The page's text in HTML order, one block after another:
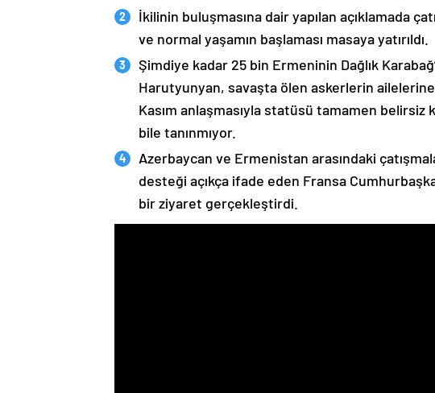
İkilinin buluşmasına dair yapılan açıklamada
ve normal yaşamın başlaması masaya yatırıldı.
Şimdiye kadar 25 bin Ermeninin Dağlık
Harutyunyan, savaşta ölen askerlerin
Kasım anlaşmasıyla statüsü tamamen belirsiz
bile tanınmıyor.
Azerbaycan ve Ermenistan arasındaki
desteği açıkça ifade eden Fransa
bir ziyaret gerçekleştirdi.